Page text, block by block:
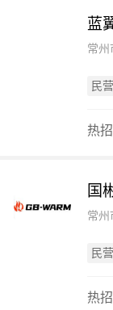
蓝
常州
民
热招
国
常州
民
热招